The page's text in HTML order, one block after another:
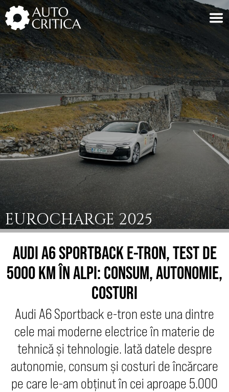
Skip
to
content
EUROCHARGE 2025
AUDI A6 SPORTBACK E-TRON, TEST DE
5000 KM ÎN ALPI: CONSUM, AUTONOMIE,
COSTURI
Audi A6 Sportback e-tron este una dintre
cele mai moderne electrice în materie de
tehnică și tehnologie. Iată datele despre
autonomie, consum și costuri de încărcare
pe care le-am obținut în cei aproape 5.000